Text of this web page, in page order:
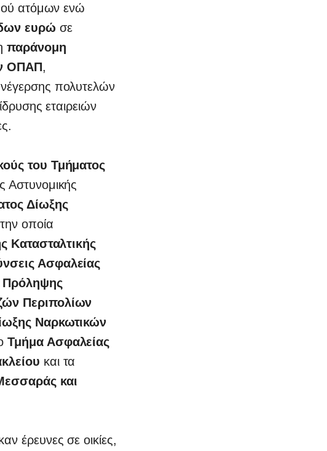
ατόμων ενώ
ευρώ σε
παράνομη
ΟΠΑΠ,
πολυτελών
εταιρειών
του Τμήματος
Αστυνομικής
Δίωξης
οποία
Κατασταλτικής
Ασφαλείας
Περιπολίων
Ναρκωτικών
Τμήμα Ασφαλείας
και τα
και
έρευνες σε οικίες,